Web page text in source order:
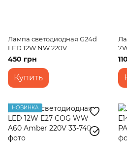
Лампа светодиодная G24d
LED 12W NW 220V
450 грн
Купить
НОВИНКА